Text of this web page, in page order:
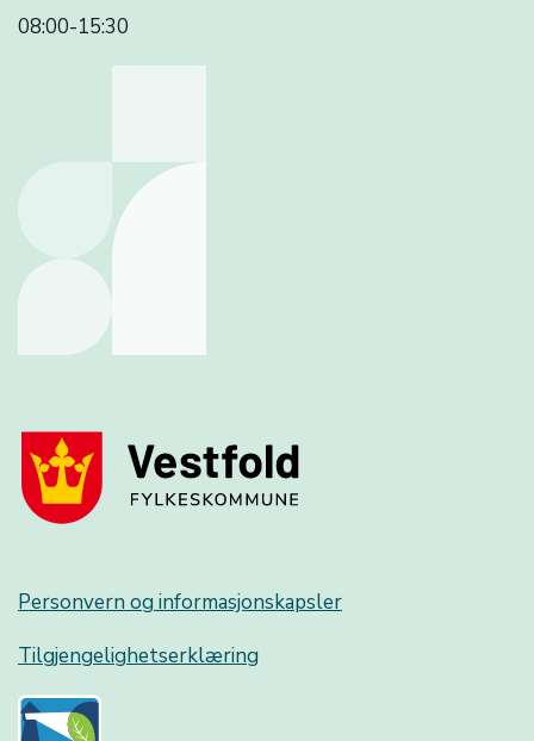
08:00-15:30
Personvern og informasjonskapsler
Tilgjengelighetserklæring